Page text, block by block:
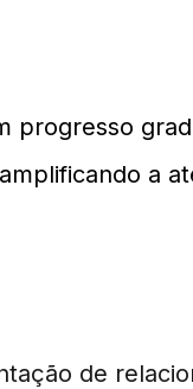
progresso
a
de